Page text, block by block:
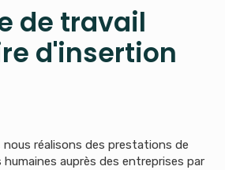
de travail
d'insertion
nous réalisons des prestations de
humaines auprès des entreprises par